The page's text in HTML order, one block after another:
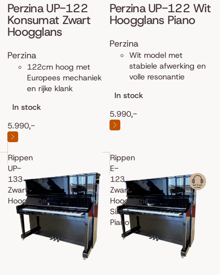
Perzina UP-122
Konsumat Zwart
Hoogglans
Perzina
122cm hoog met
Europees mechaniek
en rijke klank
In stock
5.990,-
Perzina UP-122 Wit
Hoogglans Piano
Perzina
Wit model met
stabiele afwerking en
volle resonantie
In stock
5.990,-
Rippen
UP-
133
Zwart
Hoogglans
Rippen
E-
123
Zwart
Hoogglans
Silent
Piano